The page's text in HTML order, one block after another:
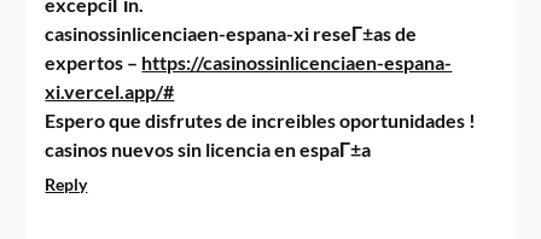
casinossinlicenciaen-espana-xi reseГ±as de
expertos – https://casinossinlicenciaen-espana-
xi.vercel.app/#
Espero que disfrutes de increibles oportunidades !
casinos nuevos sin licencia en espaГ±a
Reply